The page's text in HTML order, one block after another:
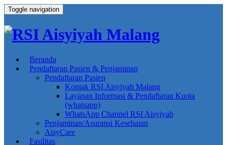
Toggle navigation
Beranda
Pendaftaran Pasien & Penjaminan
Pendaftaran Pasien
Kontak RSI Aisyiyah Malang
Layanan Informasi & Pendaftaran Kuota
(whatsapp)
WhatsApp Channel RSI Aisyiyah
Penjaminan/Asuransi Kesehatan
AisyCare
Fasilitas